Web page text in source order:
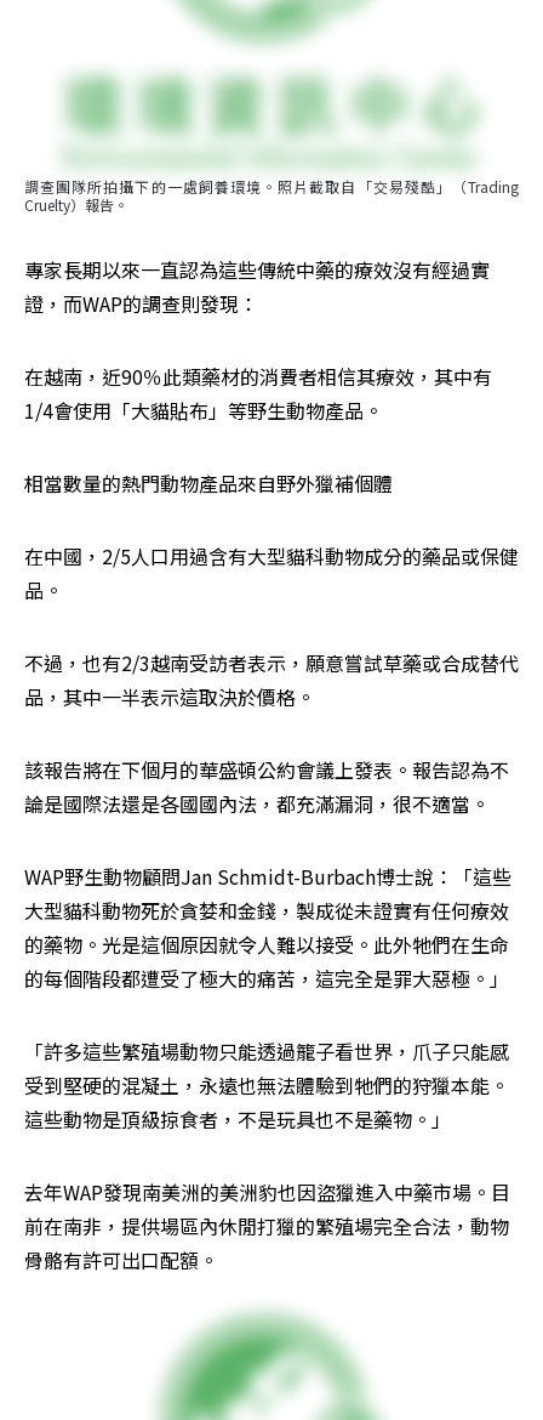
調查團隊所拍攝下的一處飼養環境。照片截取自「交易殘酷」（Trading
Cruelty）報告。
專家長期以來一直認為這些傳統中藥的療效沒有經過實
證，而WAP的調查則發現：
在越南，近90％此類藥材的消費者相信其療效，其中有
1/4會使用「大貓貼布」等野生動物產品。
相當數量的熱門動物產品來自野外獵補個體
在中國，2/5人口用過含有大型貓科動物成分的藥品或保健
品。
不過，也有2/3越南受訪者表示，願意嘗試草藥或合成替代
品，其中一半表示這取決於價格。
該報告將在下個月的華盛頓公約會議上發表。報告認為不
論是國際法還是各國國內法，都充滿漏洞，很不適當。
WAP野生動物顧問Jan Schmidt-Burbach博士說：「這些
大型貓科動物死於貪婪和金錢，製成從未證實有任何療效
的藥物。光是這個原因就令人難以接受。此外牠們在生命
的每個階段都遭受了極大的痛苦，這完全是罪大惡極。」
「許多這些繁殖場動物只能透過籠子看世界，爪子只能感
受到堅硬的混凝土，永遠也無法體驗到牠們的狩獵本能。
這些動物是頂級掠食者，不是玩具也不是藥物。」
去年WAP發現南美洲的美洲豹也因盜獵進入中藥市場。目
前在南非，提供場區內休閒打獵的繁殖場完全合法，動物
骨骼有許可出口配額。